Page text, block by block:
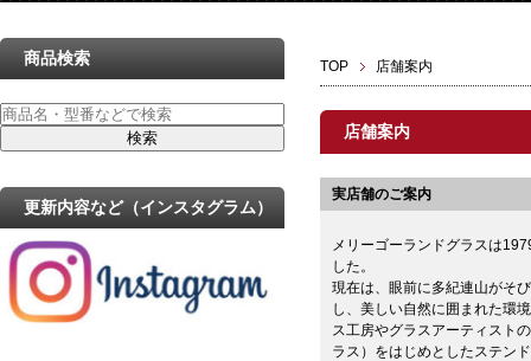
TOP 店舗案内
店舗案内
実店舗のご案内
メリーゴーランドグラスは
した。
現在は、眼前に多紀連山がそ
し、美しい自然に囲まれた環
ス工房やグラスアーティスト
ラス）をはじめとしたステン
商品検索
更新内容など（インスタグラム）